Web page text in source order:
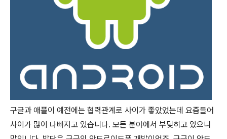
구글과 애플이 예전에는 협력관계로 사이가 좋았었는데 요즘들어
사이가 많이 나빠지고 있습니다. 모든 분야에서 부딪히고 있으니